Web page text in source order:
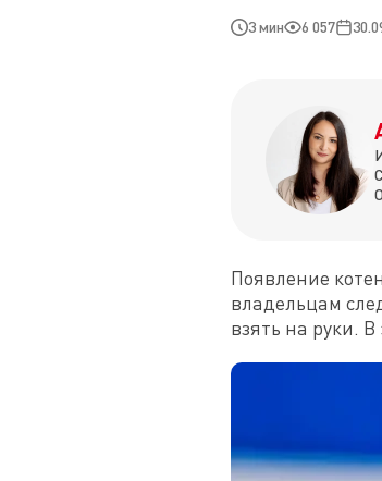
3 мин 6 057
Появление
владельцам
взять на руки.